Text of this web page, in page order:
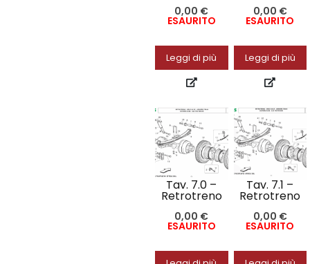
0,00 €
ESAURITO
Leggi di più
0,00 €
ESAURITO
Leggi di più
Tav. 7.0 –
Retrotreno
0,00 €
ESAURITO
Tav. 7.1 –
Retrotreno
0,00 €
ESAURITO